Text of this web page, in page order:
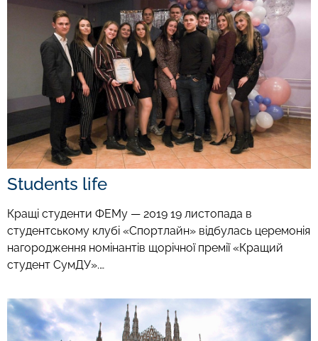
Students life
Кращі студенти ФЕМу — 2019 19 листопада в
студентському клубі «Спортлайн» відбулась церемонія
нагородження номінантів щорічної премії «Кращий
студент СумДУ».…